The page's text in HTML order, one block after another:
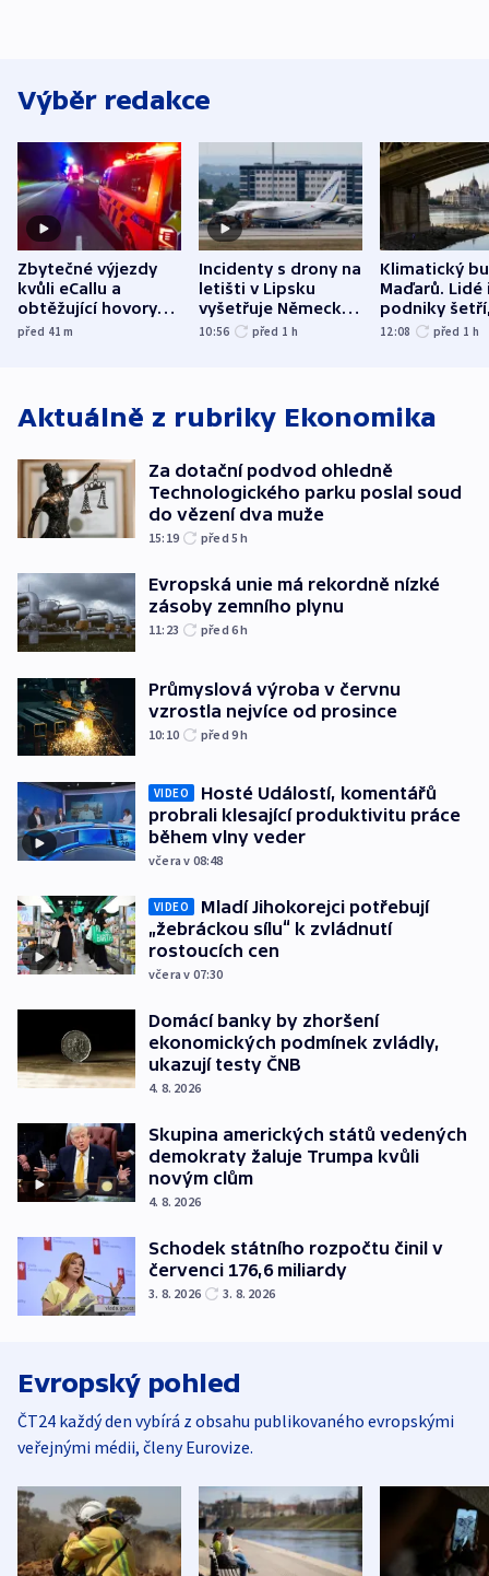
Výběr redakce
Zbytečné výjezdy
kvůli eCallu a
obtěžující hovory
zdržují záchranáře
před 41m
Incidenty s drony na
letišti v Lipsku
vyšetřuje Německo
jako úmyslný pokus
10:56 před 1 h
Klimatický
Maďarů. Lidé
podniky
omezuje se
12:08 před 1 h
Aktuálně z rubriky Ekonomika
Za dotační podvod ohledně
Technologického parku poslal soud
do vězení dva muže
15:19 před 5h
Evropská unie má rekordně nízké
zásoby zemního plynu
11:23 před 6h
Průmyslová výroba v červnu
vzrostla nejvíce od prosince
10:10 před 9h
VIDEO
Hosté Událostí, komentářů
probrali klesající produktivitu práce
během vlny veder
včera v 08:48
VIDEO
Mladí Jihokorejci potřebují
„žebráckou sílu“ k zvládnutí
rostoucích cen
včera v 07:30
Domácí banky by zhoršení
ekonomických podmínek zvládly,
ukazují testy ČNB
4. 8. 2026
Skupina amerických států vedených
demokraty žaluje Trumpa kvůli
novým clům
4. 8. 2026
Schodek státního rozpočtu činil v
červenci 176,6 miliardy
3. 8. 2026 3. 8. 2026
Evropský pohled
ČT24 každý den vybírá z obsahu publikovaného evropskými
veřejnými médii, členy Eurovize.